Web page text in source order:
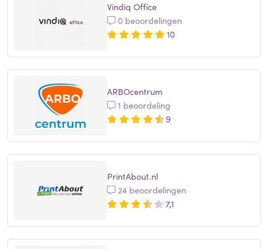
Vindiq Office
0 beoordelingen
10
ARBOcentrum
1 beoordeling
9
PrintAbout.nl
24 beoordelingen
7,1